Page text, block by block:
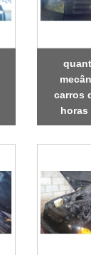
carros
horas